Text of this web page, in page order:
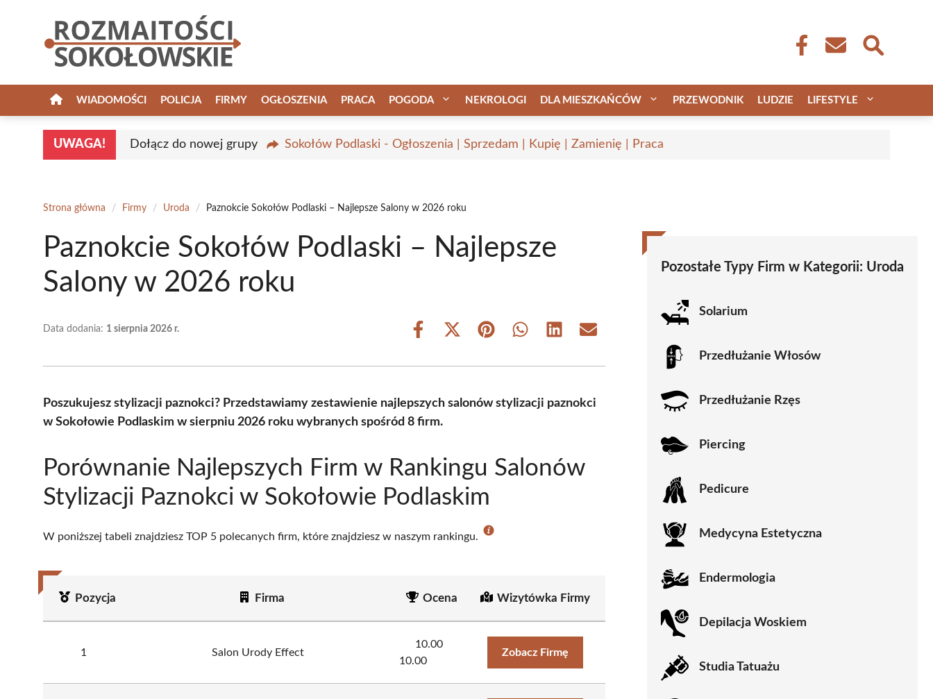
WIADOMOŚCI POLICJA FIRMY OGŁOSZENIA PRACA POGODA NEKROLOGI DLA MIESZKAŃCÓW PRZEWODNIK LUDZIE LIFESTYLE
UWAGA! Dołącz do nowej grupy Sokołów Podlaski - Ogłoszenia | Sprzedam | Kupię | Zamienię | Praca
Strona główna / Firmy / Uroda / Paznokcie Sokołów Podlaski – Najlepsze Salony w 2026 roku
Paznokcie Sokołów Podlaski – Najlepsze
Salony w 2026 roku
Data dodania: 1 sierpnia 2026 r.
Share
Share
(Twitter)
Share Share Share Share
Poszukujesz stylizacji paznokci? Przedstawiamy zestawienie najlepszych salonów stylizacji paznokci
w Sokołowie Podlaskim w sierpniu 2026 roku wybranych spośród 8 firm.
Porównanie Najlepszych Firm w Rankingu Salonów
Stylizacji Paznokci w Sokołowie Podlaskim
W poniższej tabeli znajdziesz TOP 5 polecanych firm, które znajdziesz w naszym rankingu.
Pozycja Firma Ocena Wizytówka Firmy
1 Salon Urody Effect
10.00
10.00
Zobacz Firmę
Pozostałe Typy Firm w Kategorii: Uroda
Solarium
Przedłużanie Włosów
Przedłużanie Rzęs
Piercing
Pedicure
Medycyna Estetyczna
Endermologia
Depilacja Woskiem
Studia Tatuażu